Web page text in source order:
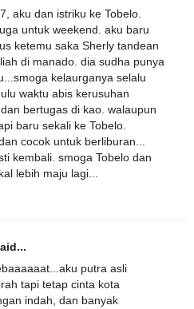
aku dan istriku ke Tobelo.
untuk weekend. aku baru
ketemu saka Sherly tandean
di manado. dia sudha punya
kelaurganya selalu
waktu abis kerusuhan
bertugas di kao. walaupun
baru sekali ke Tobelo.
cocok untuk berliburan...
kembali. smoga Tobelo dan
lebih maju lagi...
putra asli
tapi tetap cinta kota
indah, dan banyak